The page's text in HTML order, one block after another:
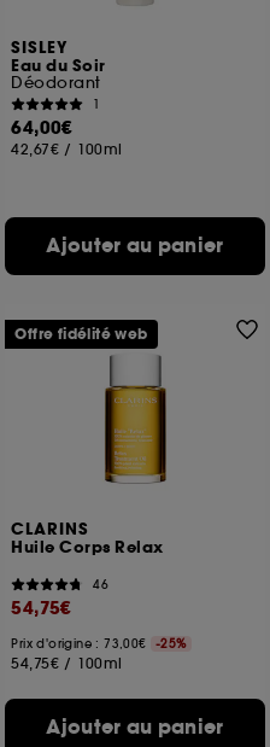
SISLEY
Eau du Soir
Déodorant
1
64,00€
42,67€ / 100ml
Ajouter au panier
CLARINS
Huile Corps Relax
46
54,75€
Prix d'origine : 73,00€ -25%
54,75€ / 100ml
Ajouter au panier
Offre fidélité web